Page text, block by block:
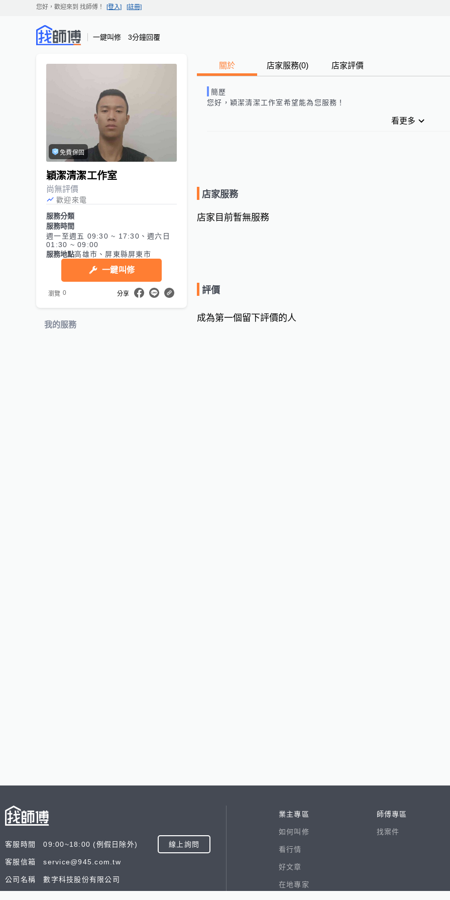
您好，歡迎來到 找師傅 ！ [登入] [註冊]
一鍵叫修 3分鐘回覆
免費保固
穎潔清潔工作室
尚無評價
歡迎來電
服務分類
服務時間
週一至週五 09:30 ~ 17:30、週六日
01:30 ~ 09:00
服務地點高雄市、屏東縣屏東市
一鍵叫修
瀏覽 0 分享
我的服務
關於 店家服務(0) 店家評價
簡歷
您好， 穎潔清潔工作室希望能為您服務！
看更多
店家服務
店家目前暫無服務
評價
成為第一個留下評價的人
客服時間 09:00~18:00 (例假日除外) 線上詢問
客服信箱 service@945.com.tw
公司名稱 數字科技股份有限公司
業主專區
如何叫修
看行情
好文章
在地專家
師傅專區
找案件